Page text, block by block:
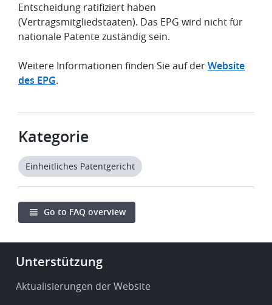
Entscheidung ratifiziert haben
(Vertragsmitgliedstaaten). Das EPG wird nicht für
nationale Patente zuständig sein.
Weitere Informationen finden Sie auf derWebsite
des EPG.
Kategorie
Einheitliches Patentgericht
Go to FAQ overview
Footer
Service
Unterstützung
Aktualisierungen der Website